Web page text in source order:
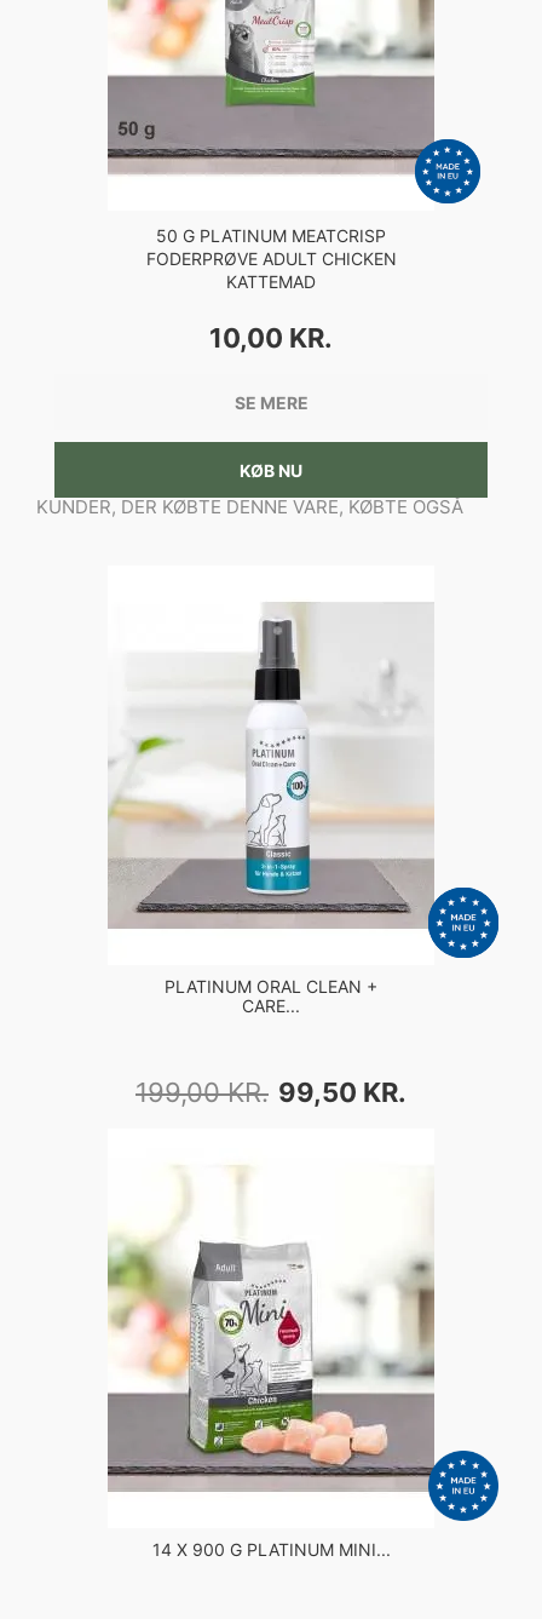
50 G PLATINUM MEATCRISP
FODERPRØVE ADULT CHICKEN
KATTEMAD
PRIS
10,00 KR.
SE MERE
KØB NU
KUNDER, DER KØBTE DENNE VARE, KØBTE OGSÅ
PLATINUM ORAL CLEAN +
CARE...
NORMALPRIS
199,00 KR. PRIS
99,50 KR.
14 X 900 G PLATINUM MINI...